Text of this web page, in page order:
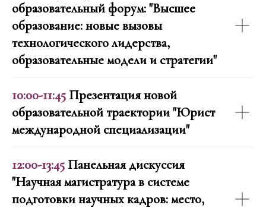
образовательный форум: "Высшее
образование: новые вызовы
технологического лидерства,
образовательные модели и стратегии"
10:00-11:45 Презентация новой
образовательной траектории "Юрист
международной специализации"
12:00-13:45 Панельная дискуссия
"Научная магистратура в системе
подготовки научных кадров: место,